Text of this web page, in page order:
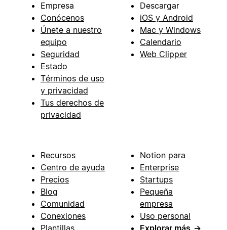
Empresa
Conócenos
Únete a nuestro
equipo
Seguridad
Estado
Términos de uso
y privacidad
Tus derechos de
privacidad
Descargar
iOS y Android
Mac y Windows
Calendario
Web Clipper
Recursos
Centro de ayuda
Precios
Blog
Comunidad
Conexiones
Notion para
Enterprise
Startups
Pequeña
empresa
Uso personal